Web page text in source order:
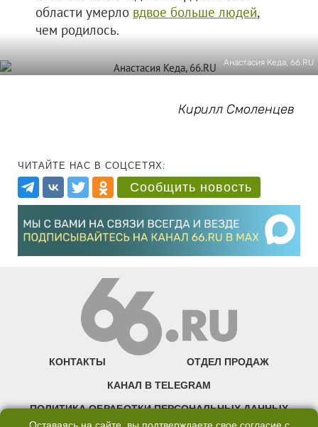
области умерло вдвое больше людей,
чем родилось.
Анастасия Кеда, 66.RU
Кирилл Смоленцев
ЧИТАЙТЕ НАС В СОЦСЕТЯХ:
Сообщить новость
КОНТАКТЫ ОТДЕЛ ПРОДАЖ
КАНАЛ В TELEGRAM
ПОЛИТИКА ОБРАБОТКИ ПЕРСОНАЛЬНЫХ ДАННЫХ